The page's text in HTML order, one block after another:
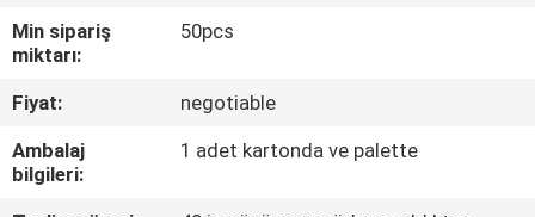
FABRIKA
TURU
KALITE
KONTROL
Min sipariş
miktarı:
50pcs
Fiyat:
negotiable
Ambalaj
bilgileri:
1 adet kartonda ve palette